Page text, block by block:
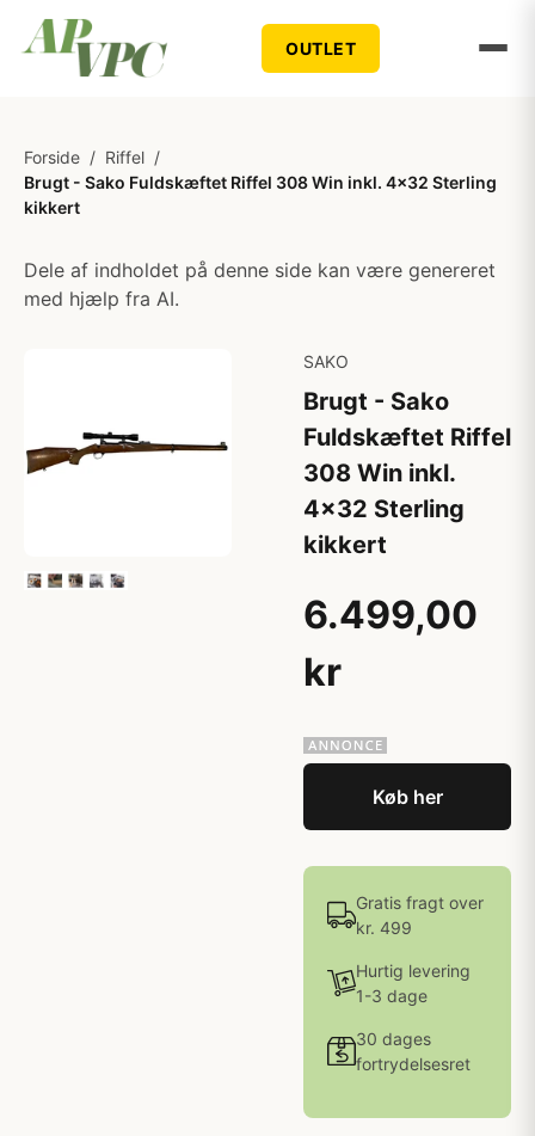
OUTLET
Forside / Riffel /
Brugt - Sako Fuldskæftet Riffel 308 Win inkl. 4x32 Sterling
kikkert
Dele af indholdet på denne side kan være genereret
med hjælp fra AI.
SAKO
Brugt - Sako
Fuldskæftet Riffel
308 Win inkl.
4x32 Sterling
kikkert
6.499,00
kr
Køb her
Gratis fragt over
kr. 499
Hurtig levering
1-3 dage
30 dages
fortrydelsesret